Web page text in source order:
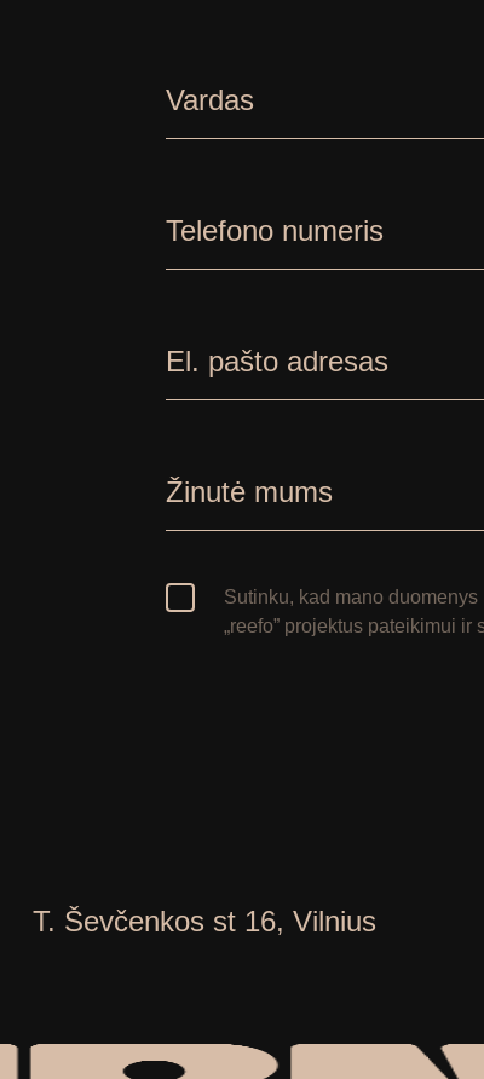
Vardas
Telefono numeris
El. pašto adresas
Žinutė mums
Sutinku, kad mano
„reefo” projektus pateikimui ir
T. Ševčenkos st 16, Vilnius